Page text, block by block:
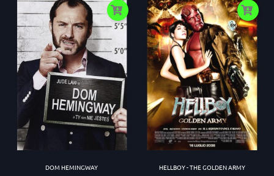
DOM HEMINGWAY HELLBOY - THE GOLDEN ARMY